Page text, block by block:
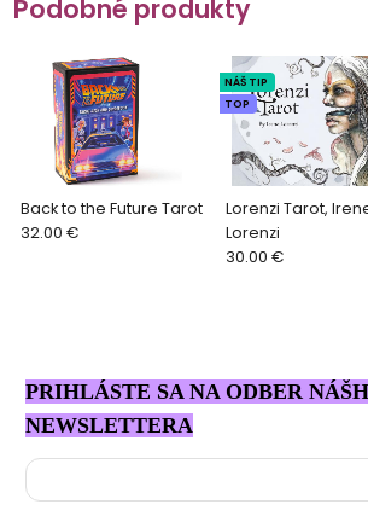
Podobné produkty
Back to the Future Tarot
32.00 €
Lorenzi Tarot,
Lorenzi
NÁŠ TIP
TOP
30.00 €
PRIHLÁSTE SA NA ODBER
NEWSLETTERA